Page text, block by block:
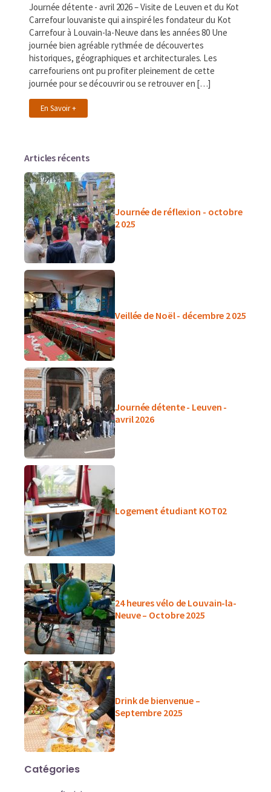
Journée détente - avril 2026 – Visite de Leuven et du Kot
Carrefour louvaniste qui a inspiré les fondateur du Kot
Carrefour à Louvain-la-Neuve dans les années 80 Une
journée bien agréable rythmée de découvertes
historiques, géographiques et architecturales. Les
carrefouriens ont pu profiter pleinement de cette
journée pour se découvrir ou se retrouver en […]
En Savoir +
Articles récents
Journée de réflexion - octobre
2 025
Veillée de Noël - décembre 2 025
Journée détente - Leuven -
avril 2026
Logement étudiant KOT02
24 heures vélo de Louvain-la-
Neuve – Octobre 2025
Drink de bienvenue –
Septembre 2025
Catégories